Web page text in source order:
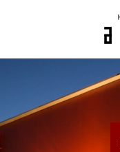
NEWS